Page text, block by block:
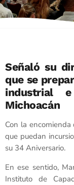
Señaló su
que se
industrial
Michoacán
Con la
que puedan
su 34 Aniversario.
En ese sentido,
Instituto de